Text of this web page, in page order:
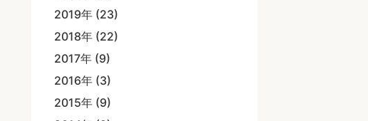
2019年 (23)
2018年 (22)
2017年 (9)
2016年 (3)
2015年 (9)